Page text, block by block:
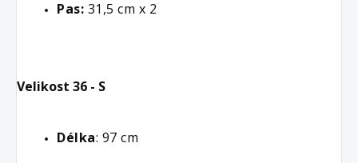
Pas: 31,5 cm x 2
Velikost 36 - S
Délka: 97 cm